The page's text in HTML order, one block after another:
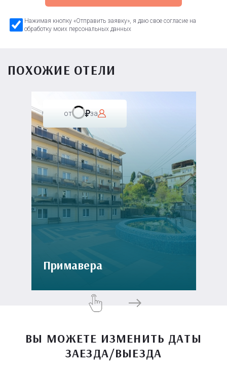
Нажимая кнопку «Отправить заявку», я даю свое согласие на
обработку моих персональных данных
ПОХОЖИЕ ОТЕЛИ
от за
Примавера
ВЫ МОЖЕТЕ ИЗМЕНИТЬ ДАТЫ
ЗАЕЗДА/ВЫЕЗДА